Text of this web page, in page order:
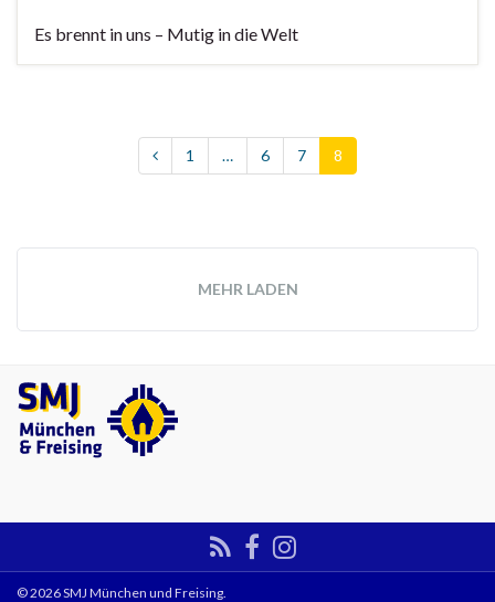
Es brennt in uns – Mutig in die Welt
1 … 6 7 8
MEHR LADEN
© 2026 SMJ München und Freising.